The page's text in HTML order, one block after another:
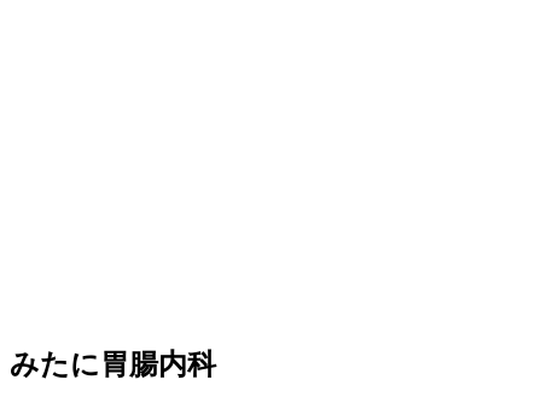
みたに胃腸内科